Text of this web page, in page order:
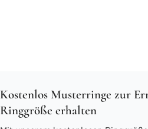
Kostenlos Musterringe zur
Ringgröße erhalten